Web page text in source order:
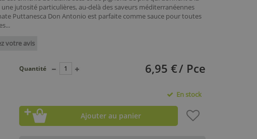
jutosité particulières, au-delà des saveurs méditerranéennes
Puttanesca Don Antonio est parfaite comme sauce pour toutes
votre avis
6,95 €/ Pce
Quantité
En stock
Ajouter au panier